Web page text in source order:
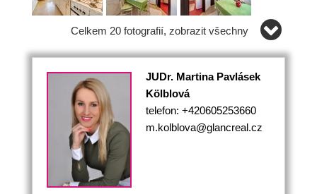
Celkem 20 fotografií, zobrazit všechny
JUDr. Martina Pavlásek
Kölblová
telefon: +420605253660
m.kolblova@glancreal.cz